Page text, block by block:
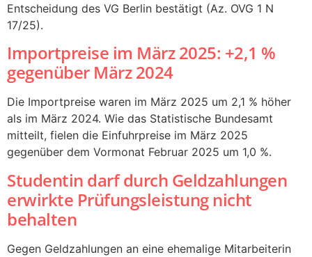
Entscheidung des VG Berlin bestätigt (Az. OVG 1 N
17/25).
Importpreise im März 2025: +2,1 %
gegenüber März 2024
Die Importpreise waren im März 2025 um 2,1 % höher
als im März 2024. Wie das Statistische Bundesamt
mitteilt, fielen die Einfuhrpreise im März 2025
gegenüber dem Vormonat Februar 2025 um 1,0 %.
Studentin darf durch Geldzahlungen
erwirkte Prüfungsleistung nicht
behalten
Gegen Geldzahlungen an eine ehemalige Mitarbeiterin